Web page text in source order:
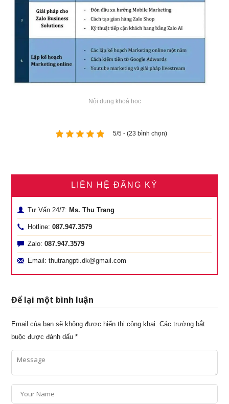
Nội dung khoá học
5/5 - (23 bình chọn)
LIÊN HỆ ĐĂNG KÝ
Tư Vấn 24/7: Ms. Thu Trang
Hotline:087.947.3579
Zalo:087.947.3579
Email: thutrangpti.dk@gmail.com
Để lại một bình luận
Email của bạn sẽ không được hiển thị công khai. Các trường bắt
buộc được đánh dấu*